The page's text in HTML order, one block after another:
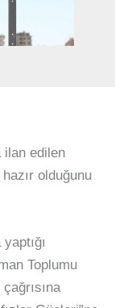
ilan edilen
olduğunu
Toplumu